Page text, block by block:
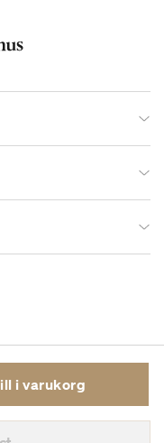
i varukorg